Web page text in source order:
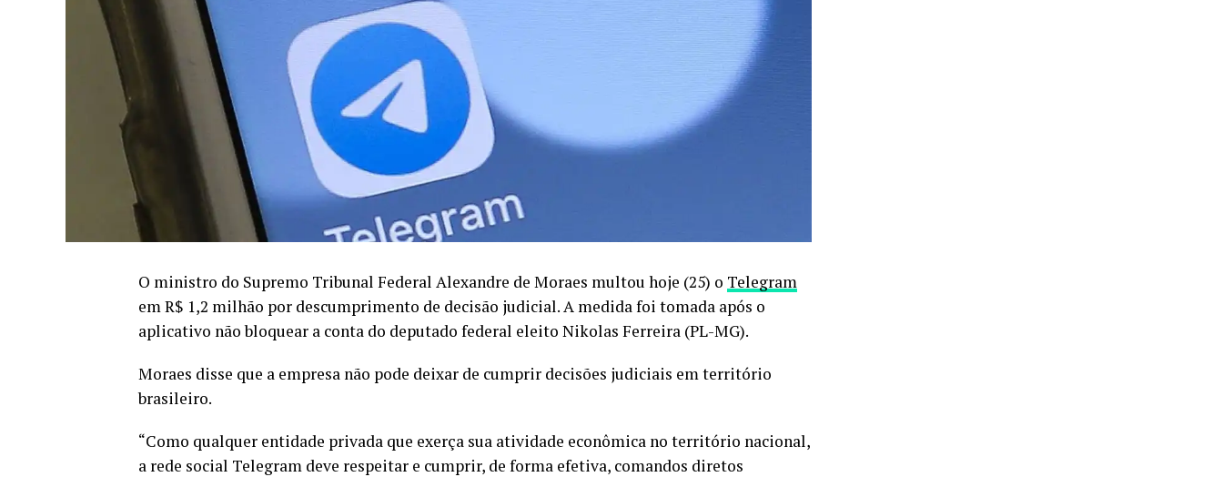
O ministro do Supremo Tribunal Federal Alexandre de Moraes multou hoje (25) o Telegram
em R$ 1,2 milhão por descumprimento de decisão judicial. A medida foi tomada após o
aplicativo não bloquear a conta do deputado federal eleito Nikolas Ferreira (PL-MG).
Moraes disse que a empresa não pode deixar de cumprir decisões judiciais em território
brasileiro.
“Como qualquer entidade privada que exerça sua atividade econômica no território nacional,
a rede social Telegram deve respeitar e cumprir, de forma efetiva, comandos diretos